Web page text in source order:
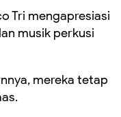
Tri mengapresiasi
musik perkusi
mereka tetap